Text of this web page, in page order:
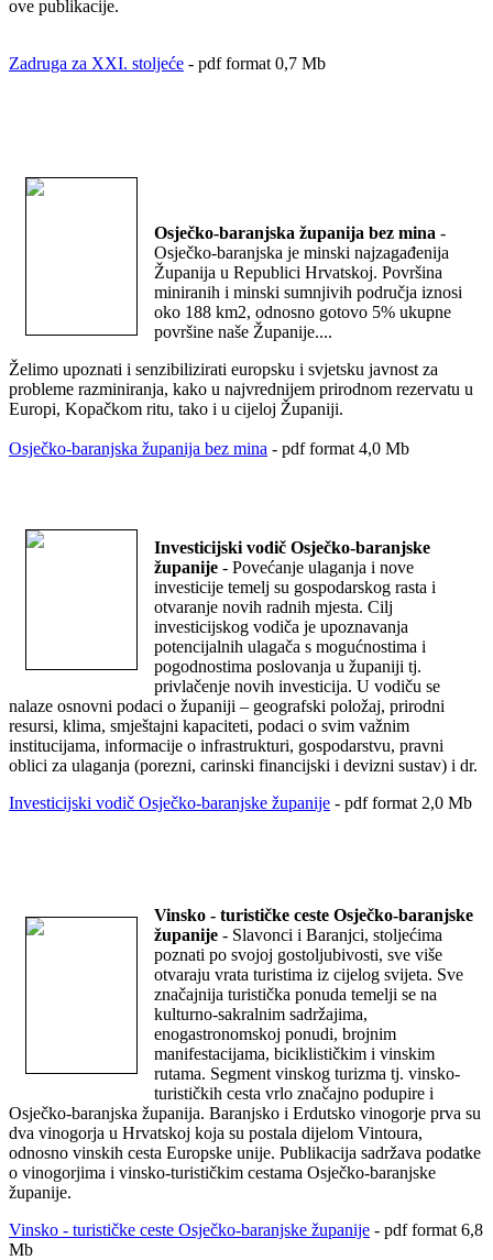
ove publikacije.
Zadruga za XXI. stoljeće - pdf format 0,7 Mb
Osječko-baranjska županija bez mina -
Osječko-baranjska je minski najzagađenija
Županija u Republici Hrvatskoj. Površina
miniranih i minski sumnjivih područja iznosi
oko 188 km2, odnosno gotovo 5% ukupne
površine naše Županije....
Želimo upoznati i senzibilizirati europsku i svjetsku javnost za
probleme razminiranja, kako u najvrednijem prirodnom rezervatu u
Europi, Kopačkom ritu, tako i u cijeloj Županiji.
Osječko-baranjska županija bez mina - pdf format 4,0 Mb
Investicijski vodič Osječko-baranjske
županije - Povećanje ulaganja i nove
investicije temelj su gospodarskog rasta i
otvaranje novih radnih mjesta. Cilj
investicijskog vodiča je upoznavanja
potencijalnih ulagača s mogućnostima i
pogodnostima poslovanja u županiji tj.
privlačenje novih investicija. U vodiču se
nalaze osnovni podaci o županiji – geografski položaj, prirodni
resursi, klima, smještajni kapaciteti, podaci o svim važnim
institucijama, informacije o infrastrukturi, gospodarstvu, pravni
oblici za ulaganja (porezni, carinski financijski i devizni sustav) i dr.
Investicijski vodič Osječko-baranjske županije - pdf format 2,0 Mb
Vinsko - turističke ceste Osječko-baranjske
županije - Slavonci i Baranjci, stoljećima
poznati po svojoj gostoljubivosti, sve više
otvaraju vrata turistima iz cijelog svijeta. Sve
značajnija turistička ponuda temelji se na
kulturno-sakralnim sadržajima,
enogastronomskoj ponudi, brojnim
manifestacijama, biciklističkim i vinskim
rutama. Segment vinskog turizma tj. vinsko-
turističkih cesta vrlo značajno podupire i
Osječko-baranjska županija. Baranjsko i Erdutsko vinogorje prva su
dva vinogorja u Hrvatskoj koja su postala dijelom Vintoura,
odnosno vinskih cesta Europske unije. Publikacija sadržava podatke
o vinogorjima i vinsko-turističkim cestama Osječko-baranjske
županije.
Vinsko - turističke ceste Osječko-baranjske županije - pdf format 6,8
Mb